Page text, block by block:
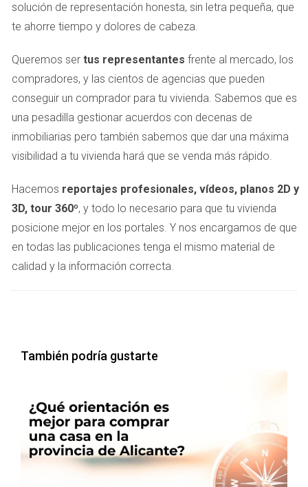
Tú tienes un solo interlocutor, perotodo el mercado
trabajando para ti.
¿CÓMO FUNCIONA LA
CENTRALIZACIÓN DE
AGENCIAS?
1. Un único punto de control
Toda la información de la vivienda se gestiona desde un
solo lugar:
· Precio
2. Colaboración profesional y activa
Compartimos la vivienda con:
solución de representación honesta, sin letra pequeña, que
te ahorre tiempo y dolores de cabeza.
Queremos ser tus representantes frente al mercado, los
compradores, y las cientos de agencias que pueden
conseguir un comprador para tu vivienda. Sabemos que es
una pesadilla gestionar acuerdos con decenas de
inmobiliarias pero también sabemos que dar una máxima
visibilidad a tu vivienda hará que se venda más rápido.
Hacemos reportajes profesionales, vídeos, planos 2D y
3D, tour 360º, y todo lo necesario para que tu vivienda
posicione mejor en los portales. Y nos encargamos de que
en todas las publicaciones tenga el mismo material de
calidad y la información correcta.
También podría gustarte